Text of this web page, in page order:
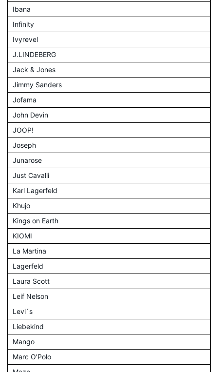
Ibana
Infinity
Ivyrevel
J.LINDEBERG
Jack & Jones
Jimmy Sanders
Jofama
John Devin
JOOP!
Joseph
Junarose
Just Cavalli
Karl Lagerfeld
Khujo
Kings on Earth
KIOMI
La Martina
Lagerfeld
Laura Scott
Leif Nelson
Levi´s
Liebekind
Mango
Marc O'Polo